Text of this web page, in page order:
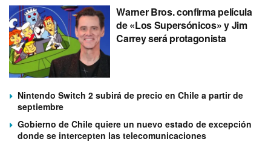
Warner Bros. confirma película
de «Los Supersónicos» y Jim
Carrey será protagonista
Nintendo Switch 2 subirá de precio en Chile a partir de
septiembre
Gobierno de Chile quiere un nuevo estado de excepción
donde se intercepten las telecomunicaciones